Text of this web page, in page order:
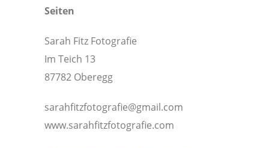
Seiten
Sarah Fitz Fotografie
Im Teich 13
87782 Oberegg
sarahfitzfotografie@gmail.com
www.sarahfitzfotografie.com